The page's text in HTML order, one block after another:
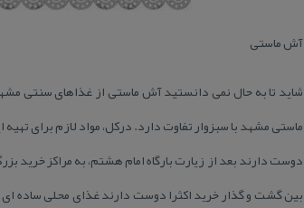
آش ماستی
شاید تا به حال نمی دانستید آش ماستی از غذاهای
ماستی مشهد با سبزوار تفاوت دارد. دركل، مواد لازم برای
دوست دارند بعد از زیارت بارگاه امام هشتم، به مراكز خرید
بین گشت و گذار خرید اكثرا دوست دارند غذای محلی ساده